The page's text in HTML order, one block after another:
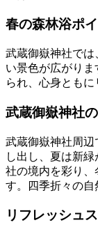
春の森林浴ポ
武蔵御嶽神社では
い景色が広がり
られ、心身ともに
武蔵御嶽神社
武蔵御嶽神社周
し出し、夏は新
社の境内を彩り、
す。四季折々の自
リフレッシュ